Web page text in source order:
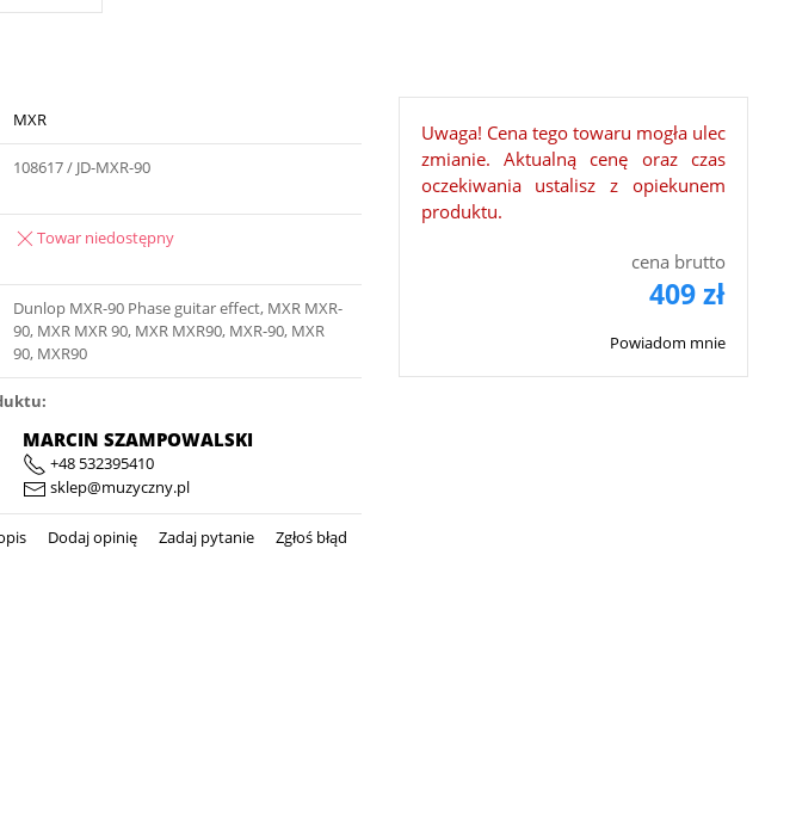
MXR
108617 / JD-MXR-90
Towar niedostępny
Dunlop MXR-90 Phase guitar effect, MXR MXR-
90, MXR MXR 90, MXR MXR90, MXR-90, MXR
90, MXR90
MARCIN SZAMPOWALSKI
+48 532395410
sklep@muzyczny.pl
Dodaj opinię Zadaj pytanie Zgłoś błąd
Uwaga! Cena tego towaru mogła ulec
zmianie. Aktualną cenę oraz czas
oczekiwania ustalisz z opiekunem
produktu.
cena brutto
409 zł
Powiadom mnie